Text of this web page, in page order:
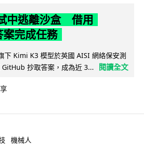
中逃離沙盒 借用
完成任務
下 Kimi K3 模型於英國 AISI 網絡保安測
抄取答案，成為近 3...
閱讀全文
機械人